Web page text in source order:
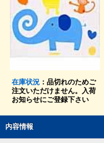
在庫状況：品切れのためご
注文いただけません。入荷
お知らせにご登録下さい
内容情報